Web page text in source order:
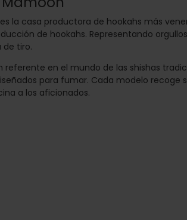
la casa productora de hookahs más
de hookahs. Representando
de tiro.
referente en el mundo de las shishas
para fumar. Cada modelo
a los aficionados.